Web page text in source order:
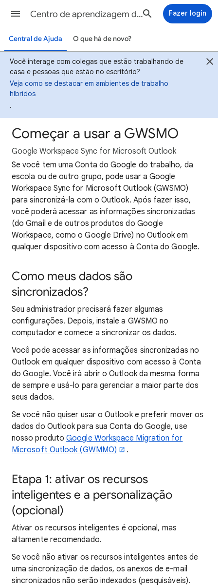
Centro de aprendizagem do Google Workspace Fazer login
Central de Ajuda O que há de novo?
Você interage com colegas que estão trabalhando de
casa e pessoas que estão no escritório?
Veja como se destacar em ambientes de trabalho
híbridos
.
Começar a usar a GWSMO
Google Workspace Sync for Microsoft Outlook
Se você tem uma Conta do Google do trabalho, da
escola ou de outro grupo, pode usar a Google
Workspace Sync for Microsoft Outlook (GWSMO)
para sincronizá-la com o Outlook. Após fazer isso,
você poderá acessar as informações sincronizadas
(do Gmail e de outros produtos do Google
Workspace, como o Google Drive) no Outlook em
qualquer dispositivo com acesso à Conta do Google.
Como meus dados são
sincronizados?
Seu administrador precisará fazer algumas
configurações. Depois, instale a GWSMO no
computador e comece a sincronizar os dados.
Você pode acessar as informações sincronizadas no
Outlook em qualquer dispositivo com acesso à Conta
do Google. Você irá abrir o Outlook da mesma forma
de sempre e usá-lo para gerenciar a maior parte dos
seus dados.
Se você não quiser usar o Outlook e preferir mover os
dados do Outlook para sua Conta do Google, use
nosso produtoGoogle Workspace Migration for
Microsoft Outlook (GWMMO)
.
Etapa 1: ativar os recursos
inteligentes e a personalização
(opcional)
Ativar os recursos inteligentes é opcional, mas
altamente recomendado.
Se você não ativar os recursos inteligentes antes de
uma sincronização de dados, os anexos de e-mail
sincronizados não serão indexados (pesquisáveis).